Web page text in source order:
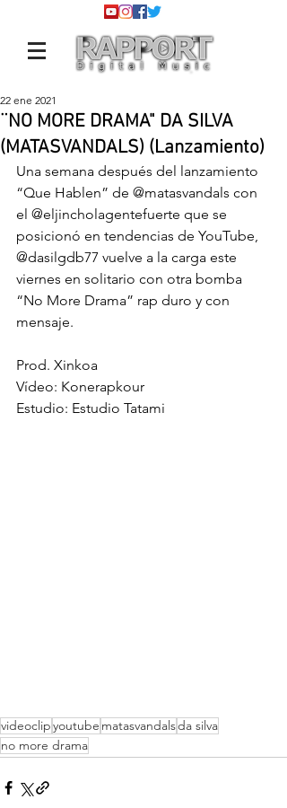
¨NO MORE DRAMA" DA SILVA
(MATASVANDALS) (Lanzamiento)
22 ene 2021
Una semana después del lanzamiento
“Que Hablen” de @matasvandals con
el @eljincholagentefuerte que se
posicionó en tendencias de YouTube,
@dasilgdb77 vuelve a la carga este
viernes en solitario con otra bomba
“No More Drama” rap duro y con
mensaje.
Prod. Xinkoa
Vídeo: Konerapkour
Estudio: Estudio Tatami
videoclipyoutube matasvandalsda silva
no more drama